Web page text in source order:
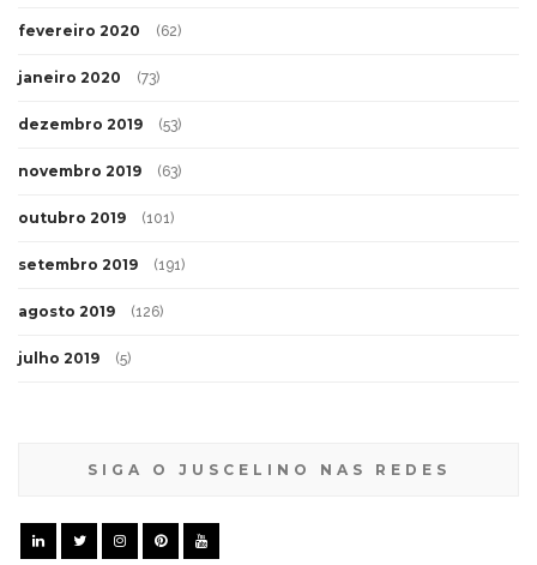
fevereiro 2020 (62)
janeiro 2020 (73)
dezembro 2019 (53)
novembro 2019 (63)
outubro 2019 (101)
setembro 2019 (191)
agosto 2019 (126)
julho 2019 (5)
SIGA O JUSCELINO NAS REDES